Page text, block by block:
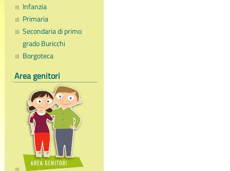
Infanzia
Primaria
Secondaria di primo
grado Buricchi
Borgoteca
Area genitori